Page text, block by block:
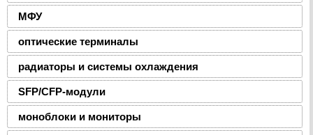
МФУ
оптические терминалы
радиаторы и системы охлаждения
SFP/CFP-модули
моноблоки и мониторы